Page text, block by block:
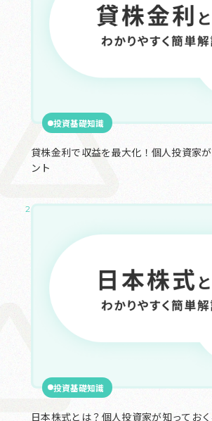
投資基礎知識
貸株金利で収益を最大化！個人投資家
ント
2025.01.22
投資基礎知識
日本株式とは？個人投資家が知ってお